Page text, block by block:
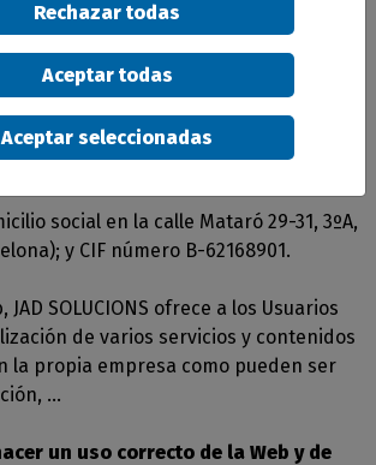
de privacidad
legal regula el uso de la web
S.L. (a partir de ahora JAD)
de los usuarios de Internet
social en la calle Mataró 29-31, 3ºA,
y CIF número B-62168901.
JAD SOLUCIONS ofrece a los Usuarios
de varios servicios y contenidos
la propia empresa como pueden ser
...
un uso correcto de la Web y de
Rechazar todas
Aceptar todas
Aceptar seleccionadas